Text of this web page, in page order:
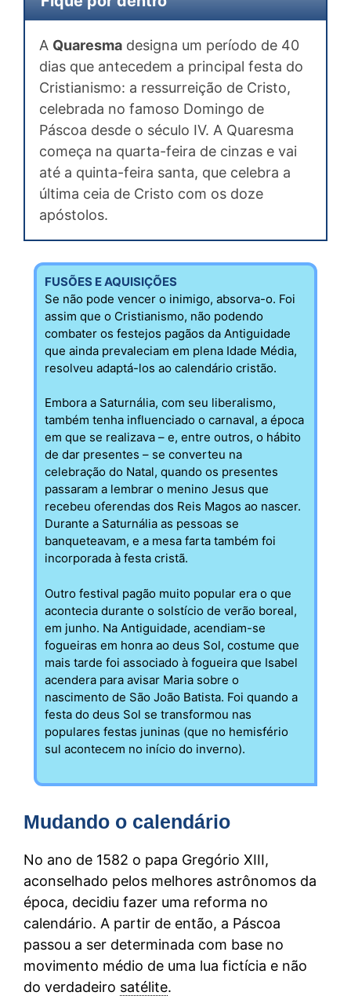
A Quaresma designa um período de 40
dias que antecedem a principal festa do
Cristianismo: a ressurreição de Cristo,
celebrada no famoso Domingo de
Páscoa desde o século IV. A Quaresma
começa na quarta-feira de cinzas e vai
até a quinta-feira santa, que celebra a
última ceia de Cristo com os doze
apóstolos.
FUSÕES E AQUISIÇÕES
Se não pode vencer o inimigo, absorva-o. Foi
assim que o Cristianismo, não podendo
combater os festejos pagãos da Antiguidade
que ainda prevaleciam em plena Idade Média,
resolveu adaptá-los ao calendário cristão.
Embora a Saturnália, com seu liberalismo,
também tenha influenciado o carnaval, a época
em que se realizava – e, entre outros, o hábito
de dar presentes – se converteu na
celebração do Natal, quando os presentes
passaram a lembrar o menino Jesus que
recebeu oferendas dos Reis Magos ao nascer.
Durante a Saturnália as pessoas se
banqueteavam, e a mesa farta também foi
incorporada à festa cristã.
Outro festival pagão muito popular era o que
acontecia durante o solstício de verão boreal,
em junho. Na Antiguidade, acendiam-se
fogueiras em honra ao deus Sol, costume que
mais tarde foi associado à fogueira que Isabel
acendera para avisar Maria sobre o
nascimento de São João Batista. Foi quando a
festa do deus Sol se transformou nas
populares festas juninas (que no hemisfério
sul acontecem no início do inverno).
Mudando o calendário
No ano de 1582 o papa Gregório XIII,
aconselhado pelos melhores astrônomos da
época, decidiu fazer uma reforma no
calendário. A partir de então, a Páscoa
passou a ser determinada com base no
movimento médio de uma lua fictícia e não
do verdadeiro satélite.